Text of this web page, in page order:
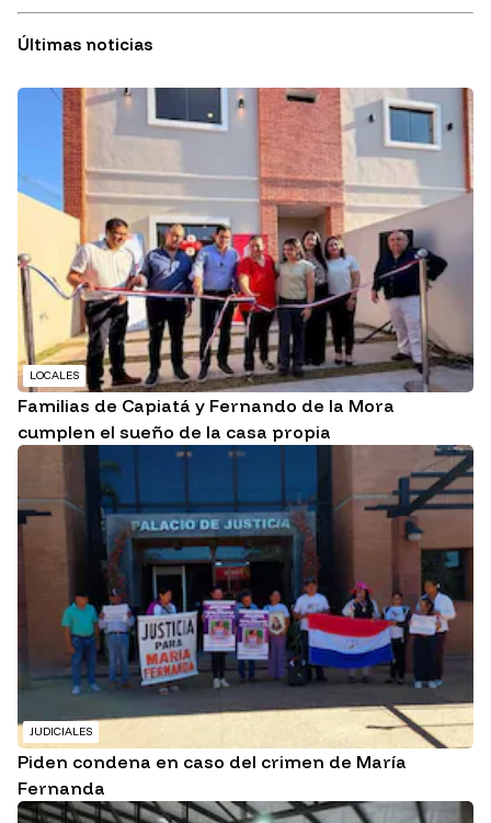
Últimas noticias
LOCALES
Familias de Capiatá y Fernando de la Mora
cumplen el sueño de la casa propia
JUDICIALES
Piden condena en caso del crimen de María
Fernanda